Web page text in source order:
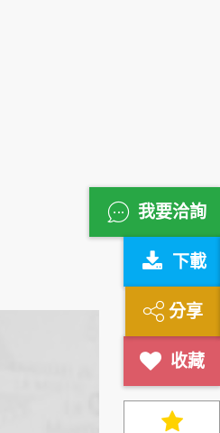
我要洽詢
下載
分享
即將成行
巴士旅遊